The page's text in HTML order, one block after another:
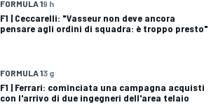
FORMULA 19 h
F1 | Ceccarelli: "Vasseur non deve ancora
pensare agli ordini di squadra: è troppo presto"
FORMULA 13 g
F1 | Ferrari: cominciata una campagna acquisti
con l'arrivo di due ingegneri dell'area telaio